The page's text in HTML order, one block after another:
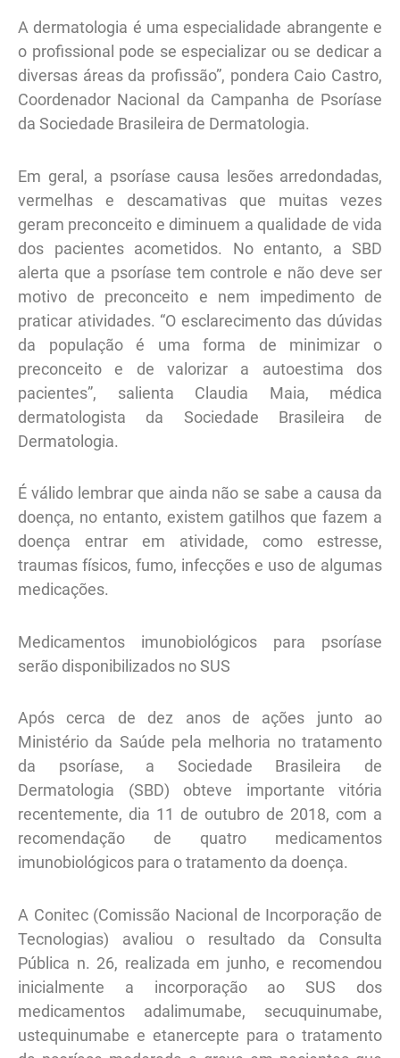
A dermatologia é uma especialidade abrangente e
o profissional pode se especializar ou se dedicar a
diversas áreas da profissão”, pondera Caio Castro,
Coordenador Nacional da Campanha de Psoríase
da Sociedade Brasileira de Dermatologia.
Em geral, a psoríase causa lesões arredondadas,
vermelhas e descamativas que muitas vezes
geram preconceito e diminuem a qualidade de vida
dos pacientes acometidos. No entanto, a SBD
alerta que a psoríase tem controle e não deve ser
motivo de preconceito e nem impedimento de
praticar atividades. “O esclarecimento das dúvidas
da população é uma forma de minimizar o
preconceito e de valorizar a autoestima dos
pacientes”, salienta Claudia Maia, médica
dermatologista da Sociedade Brasileira de
Dermatologia.
É válido lembrar que ainda não se sabe a causa da
doença, no entanto, existem gatilhos que fazem a
doença entrar em atividade, como estresse,
traumas físicos, fumo, infecções e uso de algumas
medicações.
Medicamentos imunobiológicos para psoríase
serão disponibilizados no SUS
Após cerca de dez anos de ações junto ao
Ministério da Saúde pela melhoria no tratamento
da psoríase, a Sociedade Brasileira de
Dermatologia (SBD) obteve importante vitória
recentemente, dia 11 de outubro de 2018, com a
recomendação de quatro medicamentos
imunobiológicos para o tratamento da doença.
A Conitec (Comissão Nacional de Incorporação de
Tecnologias) avaliou o resultado da Consulta
Pública n. 26, realizada em junho, e recomendou
inicialmente a incorporação ao SUS dos
medicamentos adalimumabe, secuquinumabe,
ustequinumabe e etanercepte para o tratamento